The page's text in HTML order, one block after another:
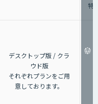
特
デスクトップ版 / クラ
ウド版
それぞれプランをご用
意しております。